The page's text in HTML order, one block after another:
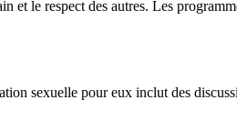
le respect des autres. Les
sexuelle pour eux inclut des